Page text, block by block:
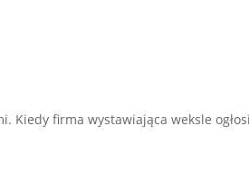
Kiedy firma wystawiająca weksle ogłosi